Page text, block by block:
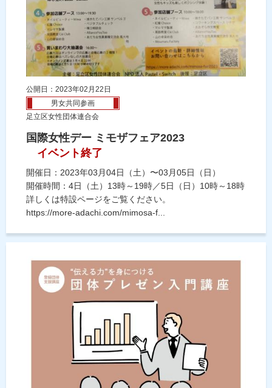
公開日：2023年02月22日
男女共同参画
足立区女性団体連合会
国際女性デー ミモザフェア2023
イベント終了
開催日：2023年03月04日（土）〜03月05日（日）
開催時間：4日（土）13時～19時／5日（日）10時～18時
詳しくは特設ページをご覧ください。
https://more-adachi.com/mimosa-f...